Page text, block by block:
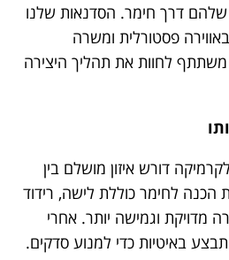
שלהם דרך חימר. הסדנאות שלנו
פסטורלית ומשרה
לחוות את תהליך היצירה
דורש איזון מושלם בין
הכנה לחימר כוללת לישה, רידוד
מדויקת וגמישה יותר. אחרי
באיטיות כדי למנוע סדקים.